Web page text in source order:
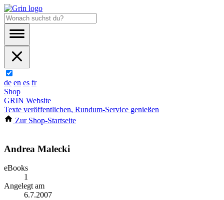
de en es fr
Shop
GRIN Website
Texte veröffentlichen, Rundum-Service genießen
Zur Shop-Startseite
Andrea Malecki
eBooks
1
Angelegt am
6.7.2007